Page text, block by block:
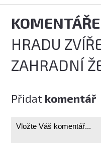
KOMENTÁŘE
HRADU
ZAHRADNÍ
Přidat komentář